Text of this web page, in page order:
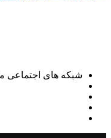
شبکه های اجتماعی